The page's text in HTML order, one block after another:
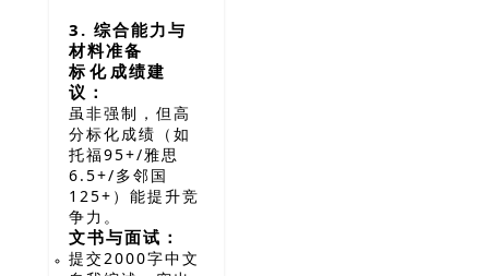
3. 综合能力与
材料准备
标化成绩建
议：
虽非强制，但高
分标化成绩（如
托福95+/雅思
6.5+/多邻国
125+）能提升竞
争力。
文书与面试：
提交2000字中文